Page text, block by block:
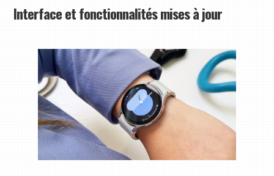
Interface et fonctionnalités mises à jour